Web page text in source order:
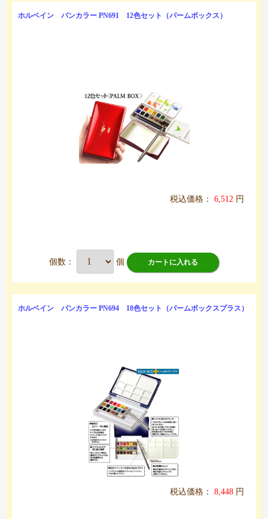
ホルベイン パンカラー PN691 12色セット（パームボックス）
税込価格： 6,512 円
個数： 個 カートに入れる
ホルベイン パンカラー PN694 18色セット（パームボックスプラス）
税込価格： 8,448 円